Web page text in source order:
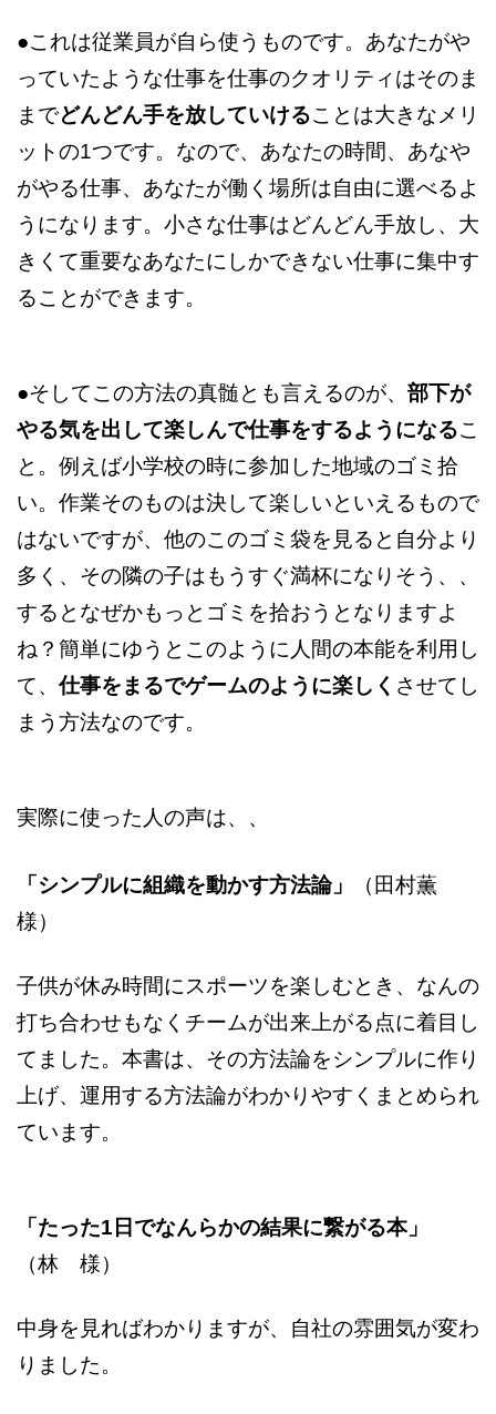
●これは従業員が自ら使うものです。あなたがや
っていたような仕事を仕事のクオリティはそのま
までどんどん手を放していけることは大きなメリ
ットの1つです。なので、あなたの時間、あなや
がやる仕事、あなたが働く場所は自由に選べるよ
うになります。小さな仕事はどんどん手放し、大
きくて重要なあなたにしかできない仕事に集中す
ることができます。
●そしてこの方法の真髄とも言えるのが、 部下が
やる気を出して楽しんで仕事をするようになるこ
と。例えば小学校の時に参加した地域のゴミ拾
い。作業そのものは決して楽しいといえるもので
はないですが、他のこのゴミ袋を見ると自分より
多く、その隣の子はもうすぐ満杯になりそう、、
するとなぜかもっとゴミを拾おうとなりますよ
ね？簡単にゆうとこのように人間の本能を利用し
て、 仕事をまるでゲームのように楽しく させてし
まう方法なのです。
実際に使った人の声は、、
「シンプルに組織を動かす方法論」
（田村薫
様）
子供が休み時間にスポーツを楽しむとき、なんの
打ち合わせもなくチームが出来上がる点に着目し
てました。本書は、その方法論をシンプルに作り
上げ、運用する方法論がわかりやすくまとめられ
ています。
「たった1日でなんらかの結果に繋がる本」
（林 様）
中身を見ればわかりますが、自社の雰囲気が変わ
りました。